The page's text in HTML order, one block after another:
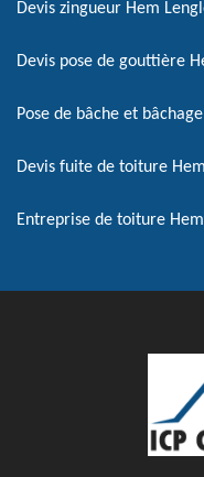
Devis zingueur Hem
Devis pose de gouttière
Pose de bâche et
Devis fuite de toiture
Entreprise de toiture